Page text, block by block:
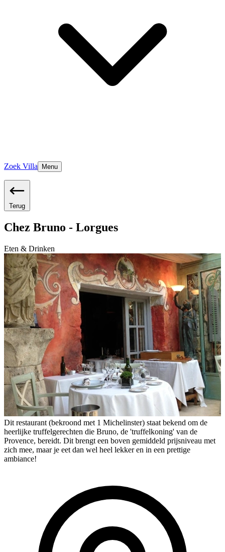
Zoek Villa Menu
Terug
Chez Bruno - Lorgues
Eten & Drinken
Dit restaurant (bekroond met 1 Michelinster) staat bekend om de
heerlijke truffelgerechten die Bruno, de 'truffelkoning' van de
Provence, bereidt. Dit brengt een boven gemiddeld prijsniveau met
zich mee, maar je eet dan wel heel lekker en in een prettige
ambiance!